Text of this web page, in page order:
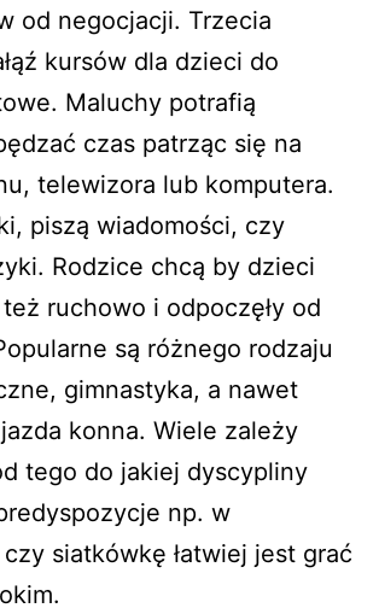
od negocjacji. Trzecia
kursów dla dzieci do
Maluchy potrafią
czas patrząc się na
telewizora lub komputera.
piszą wiadomości, czy
Rodzice chcą by dzieci
też ruchowo i odpoczęły od
są różnego rodzaju
gimnastyka, a nawet
konna. Wiele zależy
tego do jakiej dyscypliny
np. w
siatkówkę łatwiej jest grać